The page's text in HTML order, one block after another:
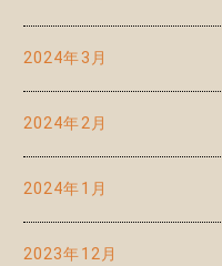
2024年3月
2024年2月
2024年1月
2023年12月